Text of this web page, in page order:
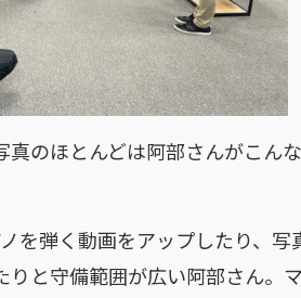
のほとんどは阿部さんがこん
を弾く動画をアップしたり、
りと守備範囲が広い阿部さん。